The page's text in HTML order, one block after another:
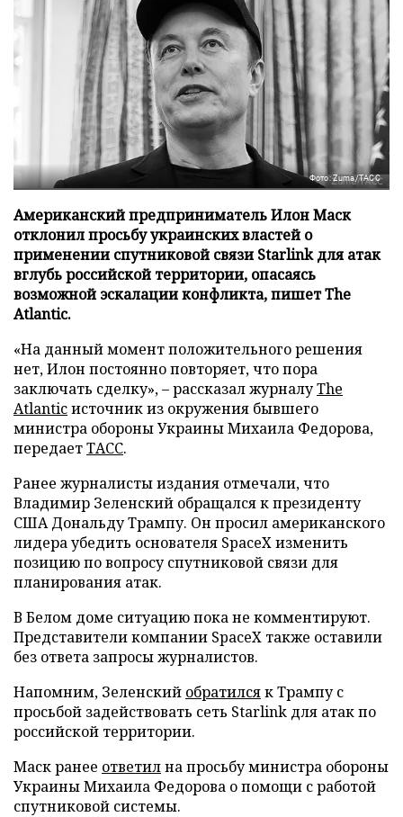
Фото: Zuma/ТАСС
Американский предприниматель Илон Маск
отклонил просьбу украинских властей о
применении спутниковой связи Starlink для атак
вглубь российской территории, опасаясь
возможной эскалации конфликта, пишет The
Atlantic.
«На данный момент положительного решения
нет, Илон постоянно повторяет, что пора
заключать сделку», – рассказал журналуThe
Atlanticисточник из окружения бывшего
министра обороны Украины Михаила Федорова,
передаетТАСС.
Ранее журналисты издания отмечали, что
Владимир Зеленский обращался к президенту
США Дональду Трампу. Он просил американского
лидера убедить основателя SpaceX изменить
позицию по вопросу спутниковой связи для
планирования атак.
В Белом доме ситуацию пока не комментируют.
Представители компании SpaceX также оставили
без ответа запросы журналистов.
Напомним, Зеленский обратилсяк Трампу с
просьбой задействовать сеть Starlink для атак по
российской территории.
Маск ранее ответилна просьбу министра обороны
Украины Михаила Федорова о помощи с работой
спутниковой системы.